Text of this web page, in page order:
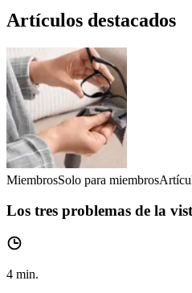
Artículos destacados
MiembrosSolo para miembros
Los tres problemas de la
4 min.